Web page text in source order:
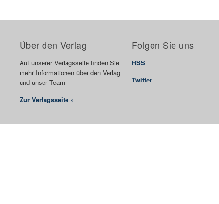
Über den Verlag
Auf unserer Verlagsseite finden Sie
mehr Informationen über den Verlag
und unser Team.
Zur Verlagsseite »
Folgen Sie uns
RSS
Twitter